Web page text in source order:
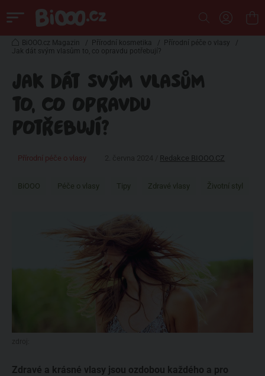
BiOOO.cz Magazin / Přírodní kosmetika / Přírodní péče o vlasy
/
Jak dát svým vlasům to, co opravdu potřebují?
JAK DÁT SVÝM VLASŮM
TO, CO OPRAVDU
POTŘEBUJÍ?
Přírodní péče o vlasy Redakce BIOOO.CZ
BiOOO Péče o vlasy Tipy Zdravé vlasy Životní styl
Zdravé a krásné vlasy jsou ozdobou každého a pro